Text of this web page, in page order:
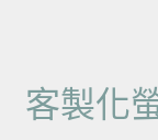
客製化